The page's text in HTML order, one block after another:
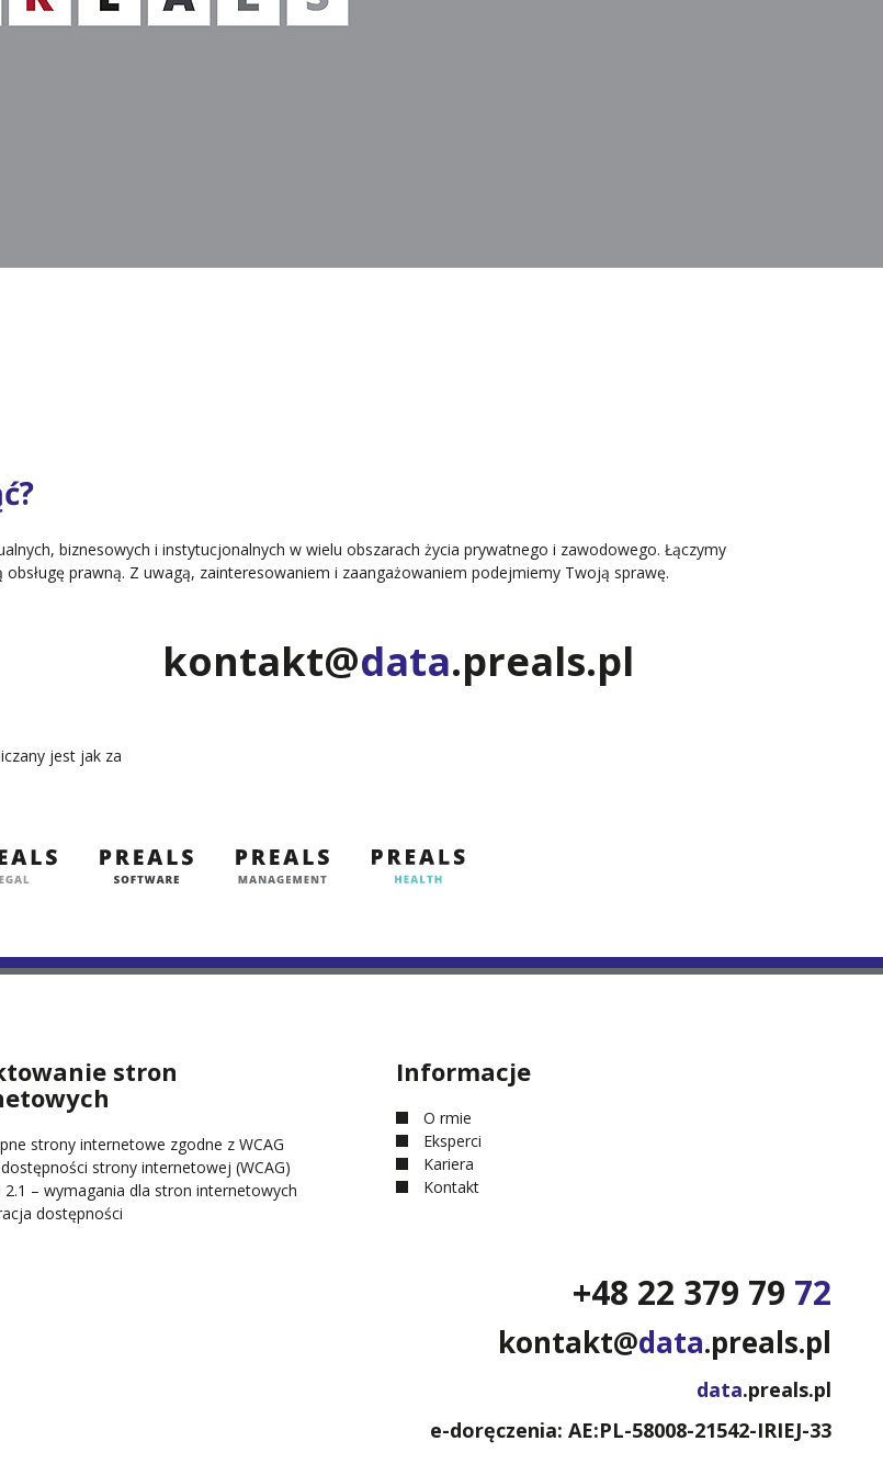
biznesowych i instytucjonalnych w wielu obszarach życia prywatnego i zawodowego. Łączymy
prawną. Z uwagą, zainteresowaniem i zaangażowaniem podejmiemy Twoją sprawę.
jest jak za
kontakt@data.preals.pl
stron
strony internetowe zgodne z WCAG
strony internetowej (WCAG)
2.1 – wymagania dla stron internetowych
dostępności
Informacje
O firmie
Eksperci
Kariera
Kontakt
+48 22 379 79 72
kontakt@data.preals.pl
data.preals.pl
e-doręczenia: AE:PL-58008-21542-IRIEJ-33